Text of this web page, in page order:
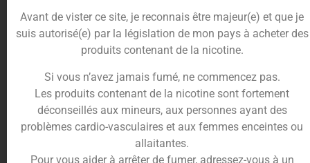
Le mariage subtil et audacieux de la
, aussi
connue sous le nom de “Fruit du dragon“, et de
l’Orangecrée un nectar fruité et glacé qui vous
impressionnera.
Le zeste d’Orangelégèrement acidulé donne vie
aux saveurs de laPitaya , tout en gelant votre
clearomiseuren une seule bouffée.
Cette association desaveurs ensoleillées et
rafraichissantes prouve une fois de plus la maîtrise
Avant de vister ce site, je reconnais être majeur(e) et que je
suis autorisé(e) par la législation de mon pays à acheter des
produits contenant de la nicotine.
Si vous n’avez jamais fumé, ne commencez pas.
Les produits contenant de la nicotine sont fortement
déconseillés aux mineurs, aux personnes ayant des
problèmes cardio-vasculaires et aux femmes enceintes ou
allaitantes.
Pour vous aider à arrêter de fumer, adressez-vous à un